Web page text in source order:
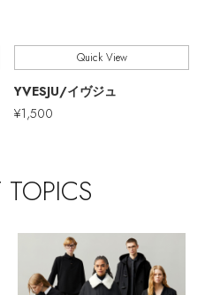
ないアイテム
物
Quick View
YVESJU/イヴジュ
¥1,500
TOPICS